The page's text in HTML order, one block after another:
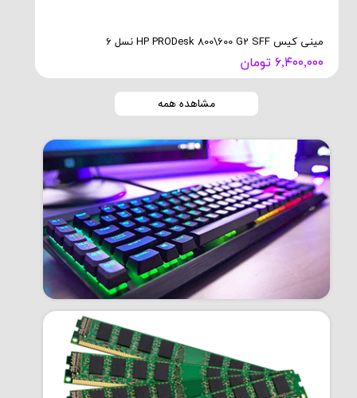
مینی کیس HP PRODesk 800\600 G2 SFF نسل 6
۶,۴۰۰,۰۰۰ تومان
مشاهده همه